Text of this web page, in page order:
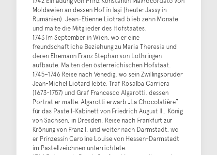
Moldawien an dessen Hof in Iaşi (heute: Jassy in
Rumänien). Jean-Etienne Liotrad blieb zehn Monate
und malte die Mitglieder des Hofstaates.
1743 Im September in Wien, wo er eine
freundschaftliche Beziehung zu Maria Theresia und
deren Ehemann Franz Stephan von Lothringen
aufbaute. Malten den österreichischen Hofstaat.
1745–1746 Reise nach Venedig, wo sein Zwillingsbruder
Jean-Michel Liotard lebte. Traf Rosalba Carriera
(1673-1757) und Graf Francesco Algarotti, dessen
Porträt er malte. Algarotti erwarb „La Chocolatière“
für das Pastell-Kabinett von Friedrich August II., König
von Sachsen, in Dresden. Reise nach Frankfurt zur
Krönung von Franz I. und weiter nach Darmstadt, wo
er Prinzessin Caroline Louise von Hessen-Darmstadt
im Pastellzeichnen unterrichtete.